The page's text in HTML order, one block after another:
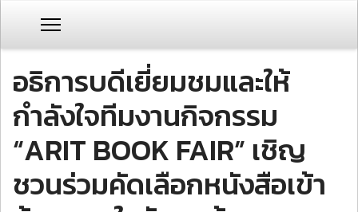
อธิการบดีเยี่ยมชมและให้
กำลังใจทีมงานกิจกรรม
“ARIT BOOK FAIR” เชิญ
ชวนร่วมคัดเลือกหนังสือเข้า